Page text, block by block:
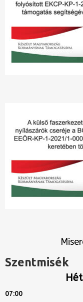
Szentmisék
07:00